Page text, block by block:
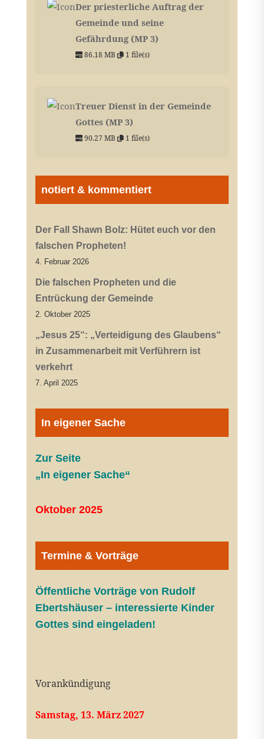
Der priesterliche Auftrag der
Gemeinde und seine
Gefährdung (MP 3)
86.18 MB 1 file(s)
Treuer Dienst in der Gemeinde
Gottes (MP 3)
90.27 MB 1 file(s)
notiert & kommentiert
Der Fall Shawn Bolz: Hütet euch vor den
falschen Propheten!
4. Februar 2026
Die falschen Propheten und die
Entrückung der Gemeinde
2. Oktober 2025
„Jesus 25“: „Verteidigung des Glaubens“
in Zusammenarbeit mit Verführern ist
verkehrt
7. April 2025
In eigener Sache
Zur Seite
„In eigener Sache“
Oktober 2025
Termine & Vorträge
Öffentliche Vorträge von Rudolf
Ebertshäuser – interessierte Kinder
Gottes sind eingeladen!
Vorankündigung
Samstag, 13. März 2027